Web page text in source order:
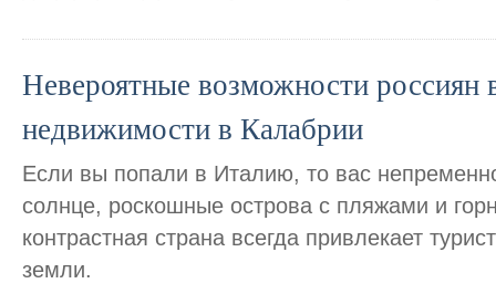
Невероятные возможности
недвижимости в Калабрии
Если вы попали в Италию, то вас
солнце, роскошные острова с пляжами и
контрастная страна всегда привлекает
земли.